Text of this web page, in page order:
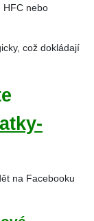
HFC nebo
což dokládají
na Facebooku